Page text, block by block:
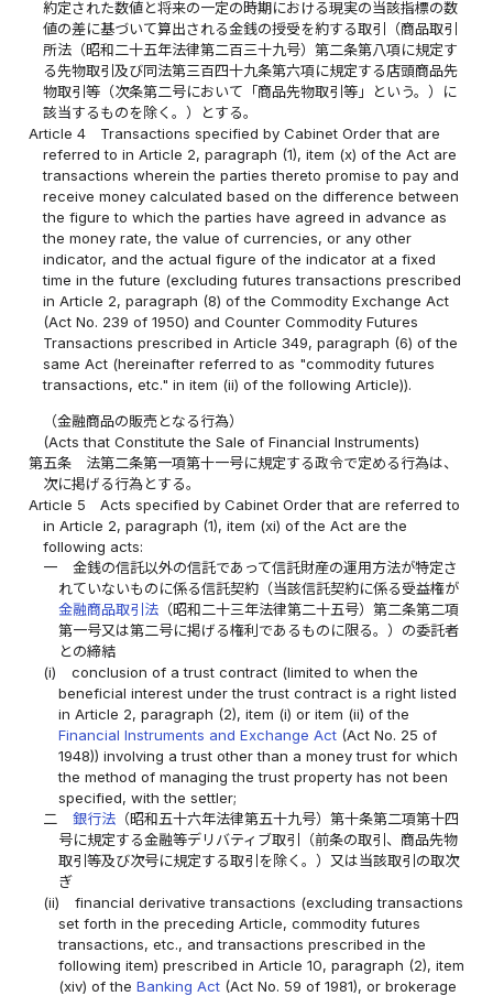
約定された数値と将来の一定の時期における現実の当該指標の数
値の差に基づいて算出される金銭の授受を約する取引（商品取引
所法（昭和二十五年法律第二百三十九号）第二条第八項に規定す
る先物取引及び同法第三百四十九条第六項に規定する店頭商品先
物取引等（次条第二号において「商品先物取引等」という。）に
該当するものを除く。）とする。
Article 4
Transactions specified by Cabinet Order that are
referred to in Article 2, paragraph (1), item (x) of the Act are
transactions wherein the parties thereto promise to pay and
receive money calculated based on the difference between
the figure to which the parties have agreed in advance as
the money rate, the value of currencies, or any other
indicator, and the actual figure of the indicator at a fixed
time in the future (excluding futures transactions prescribed
in Article 2, paragraph (8) of the Commodity Exchange Act
(Act No. 239 of 1950) and Counter Commodity Futures
Transactions prescribed in Article 349, paragraph (6) of the
same Act (hereinafter referred to as "commodity futures
transactions, etc." in item (ii) of the following Article)).
（金融商品の販売となる行為）
(Acts that Constitute the Sale of Financial Instruments)
第五条
法第二条第一項第十一号に規定する政令で定める行為は、
次に掲げる行為とする。
Article 5
Acts specified by Cabinet Order that are referred to
in Article 2, paragraph (1), item (xi) of the Act are the
following acts:
一
金銭の信託以外の信託であって信託財産の運用方法が特定さ
れていないものに係る信託契約（当該信託契約に係る受益権が
金融商品取引法（昭和二十三年法律第二十五号）第二条第二項
第一号又は第二号に掲げる権利であるものに限る。）の委託者
との締結
(i)
conclusion of a trust contract (limited to when the
beneficial interest under the trust contract is a right listed
in Article 2, paragraph (2), item (i) or item (ii) of the
Financial Instruments and Exchange Act(Act No. 25 of
1948)) involving a trust other than a money trust for which
the method of managing the trust property has not been
specified, with the settler;
二
銀行法（昭和五十六年法律第五十九号）第十条第二項第十四
号に規定する金融等デリバティブ取引（前条の取引、商品先物
取引等及び次号に規定する取引を除く。）又は当該取引の取次
ぎ
(ii)
financial derivative transactions (excluding transactions
set forth in the preceding Article, commodity futures
transactions, etc., and transactions prescribed in the
following item) prescribed in Article 10, paragraph (2), item
(xiv) of the Banking Act(Act No. 59 of 1981), or brokerage